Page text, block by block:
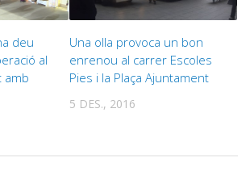
deu
al
amb
Una olla provoca un bon
enrenou al carrer Escoles
Pies i la Plaça Ajuntament
5 DES., 2016